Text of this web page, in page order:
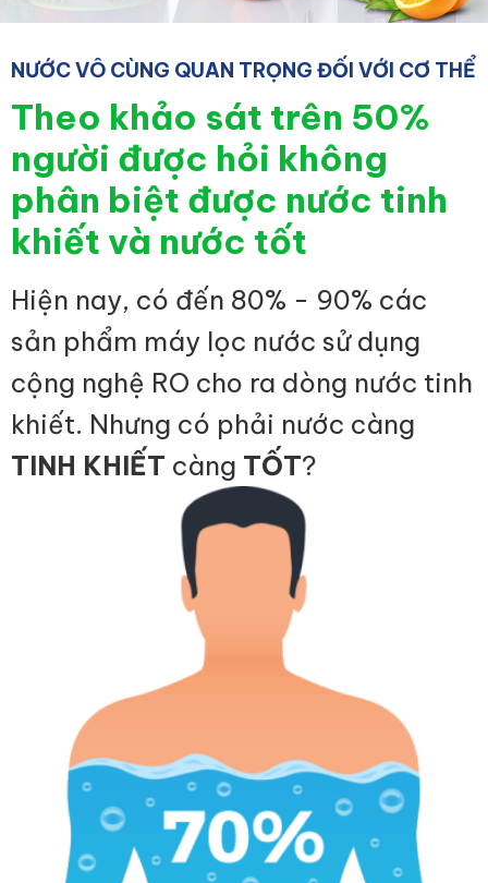
NƯỚC VÔ CÙNG QUAN TRỌNG ĐỐI VỚI CƠ THỂ
Theo khảo sát trên 50%
người được hỏi không
phân biệt được nước tinh
khiết và nước tốt
Hiện nay, có đến 80% - 90% các
sản phẩm máy lọc nước sử dụng
cộng nghệ RO cho ra dòng nước tinh
khiết. Nhưng có phải nước càng
TINH KHIẾT càng TỐT?